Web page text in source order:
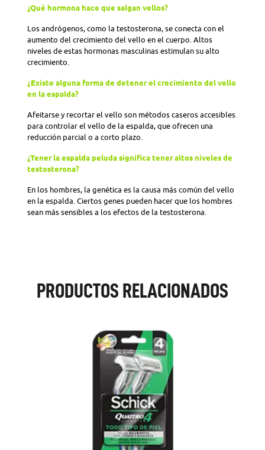
¿Qué hormona hace que salgan vellos?
Los andrógenos, como la testosterona, se conecta con el
aumento del crecimiento del vello en el cuerpo. Altos
niveles de estas hormonas masculinas estimulan su alto
crecimiento.
¿Existe alguna forma de detener el crecimiento del vello
en la espalda?
Afeitarse y recortar el vello son métodos caseros accesibles
para controlar el vello de la espalda, que ofrecen una
reducción parcial o a corto plazo.
¿Tener la espalda peluda significa tener altos niveles de
testosterona?
En los hombres, la genética es la causa más común del vello
en la espalda. Ciertos genes pueden hacer que los hombres
sean más sensibles a los efectos de la testosterona.
PRODUCTOS RELACIONADOS